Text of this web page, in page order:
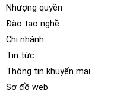
Nhượng quyền
Đào tạo nghề
Chi nhánh
Tin tức
Thông tin khuyến mại
Sơ đồ web